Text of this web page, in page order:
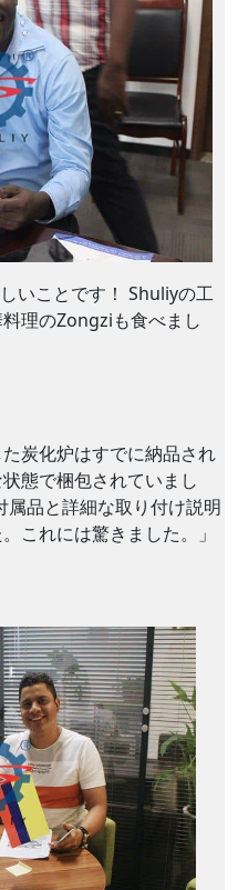
いことです！ Shuliyの工
理のZongziも食べまし
炭化炉はすでに納品され
態で梱包されていまし
品と詳細な取り付け説明
これには驚きました。」